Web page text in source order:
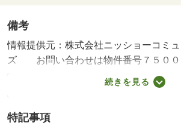
備考
情報提供元：株式会社ニッショーコミ
ズ お問い合わせは物件番号７５００
貸保証等：加入要（初回保証料：総賃
料１６，０００円）＋連帯保証人も必
保証料８００円／月・毎日のお買物に便
続きを見る
特記事項